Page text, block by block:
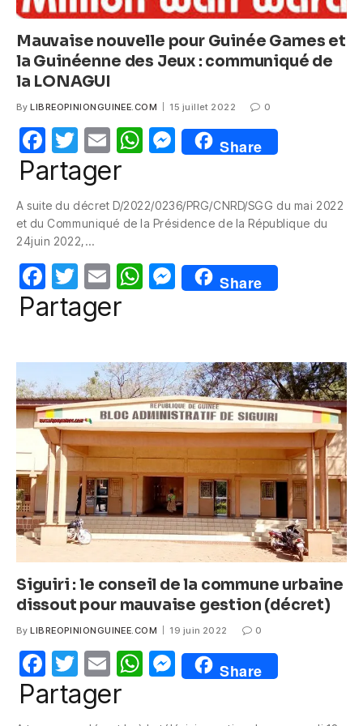
Mauvaise nouvelle pour Guinée Games et
la Guinéenne des Jeux : communiqué de
la LONAGUI
By LIBREOPINIONGUINEE.COM 15 juillet 2022 0
F
a
e
b
o
o
k
T
w
itt
er
E
m
W
s
p
p
M
e
e
g
er
Share
Partager
A suite du décret D/2022/0236/PRG/CNRD/SGG du mai 2022
et du Communiqué de la Présidence de la République du
24juin 2022,…
F
a
e
b
o
o
k
T
w
itt
er
E
m
W
s
A
p
p
M
e
e
n
g
er
Share
Partager
Siguiri : le conseil de la commune urbaine
dissout pour mauvaise gestion (décret)
By LIBREOPINIONGUINEE.COM 19 juin 2022 0
F
a
T
w
itt
E
m
W M
e
Share
Partager